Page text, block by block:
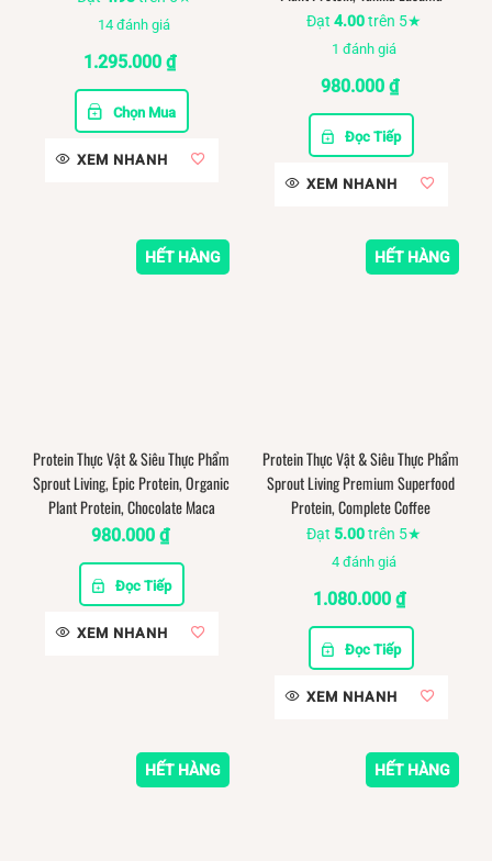
14 đánh giá
1.295.000 ₫
Chọn Mua
XEM NHANH
Đạt 4.00trên 5★
1 đánh giá
980.000 ₫
Đọc Tiếp
XEM NHANH
HẾT HÀNG
Protein Thực Vật & Siêu Thực Phẩm
Sprout Living, Epic Protein, Organic
Plant Protein, Chocolate Maca
980.000 ₫
Đọc Tiếp
XEM NHANH
HẾT HÀNG
Protein Thực Vật & Siêu Thực Phẩm
Sprout Living Premium Superfood
Protein, Complete Coffee
Đạt 5.00trên 5★
4đánh giá
1.080.000 ₫
Đọc Tiếp
XEM NHANH
HẾT HÀNG HẾT HÀNG